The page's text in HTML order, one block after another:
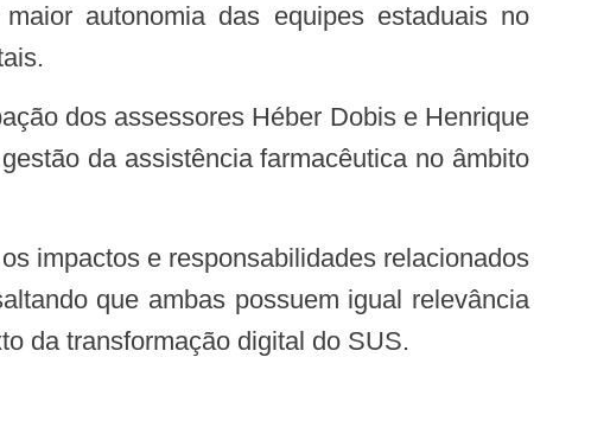
autonomia das equipes estaduais no
da assistência farmacêutica no âmbito
que ambas possuem igual relevância
da transformação digital do SUS.